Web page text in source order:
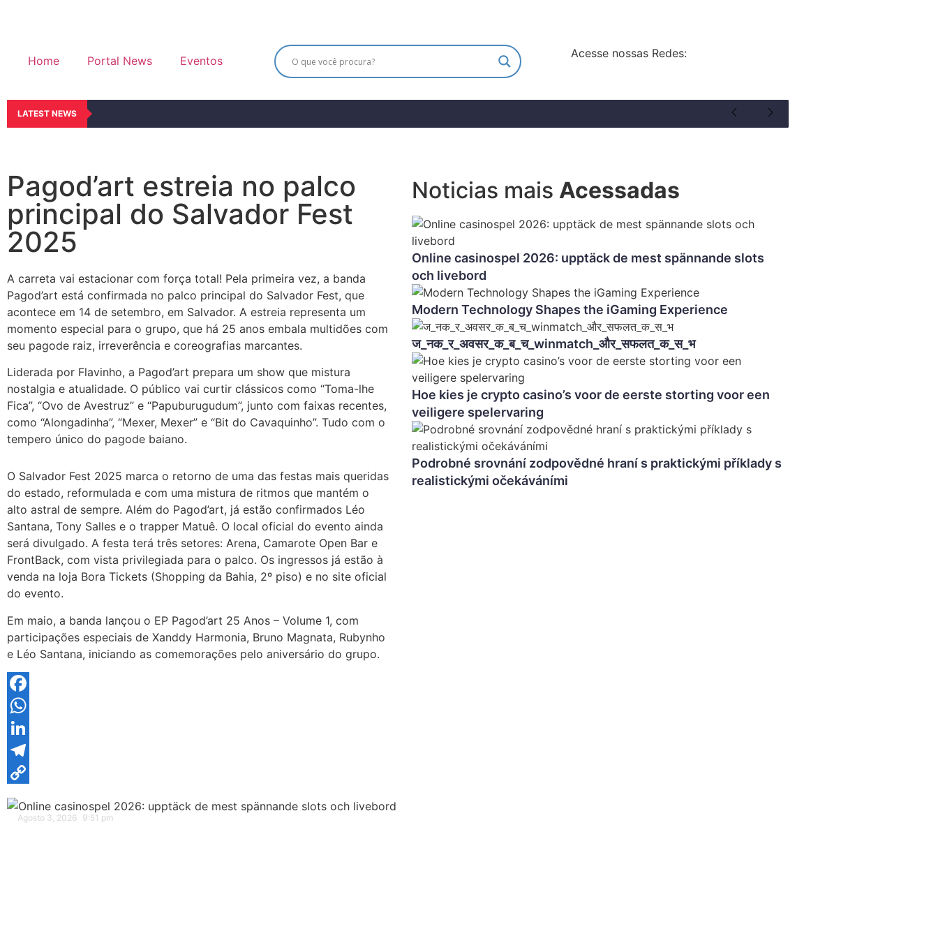
Home Portal News Eventos
Acesse nossas Redes:
LATEST NEWS
Pagod’art estreia no palco
principal do Salvador Fest
2025
A carreta vai estacionar com força total! Pela primeira vez, a banda
Pagod’art está confirmada no palco principal do Salvador Fest, que
acontece em 14 de setembro, em Salvador. A estreia representa um
momento especial para o grupo, que há 25 anos embala multidões com
seu pagode raiz, irreverência e coreografias marcantes.
Liderada por Flavinho, a Pagod’art prepara um show que mistura
nostalgia e atualidade. O público vai curtir clássicos como “Toma-lhe
Fica”, “Ovo de Avestruz” e “Papuburugudum”, junto com faixas recentes,
como “Alongadinha”, “Mexer, Mexer” e “Bit do Cavaquinho”. Tudo com o
tempero único do pagode baiano.
O Salvador Fest 2025 marca o retorno de uma das festas mais queridas
do estado, reformulada e com uma mistura de ritmos que mantém o
alto astral de sempre. Além do Pagod’art, já estão confirmados Léo
Santana, Tony Salles e o trapper Matuê. O local oficial do evento ainda
será divulgado. A festa terá três setores: Arena, Camarote Open Bar e
FrontBack, com vista privilegiada para o palco. Os ingressos já estão à
venda na loja Bora Tickets (Shopping da Bahia, 2º piso) e no site oficial
do evento.
Em maio, a banda lançou o EP Pagod’art 25 Anos – Volume 1, com
participações especiais de Xanddy Harmonia, Bruno Magnata, Rubynho
e Léo Santana, iniciando as comemorações pelo aniversário do grupo.
Facebook
WhatsApp
LinkedIn
Telegram
Copy
Link
Noticias mais Acessadas
Online casinospel 2026: upptäck de mest spännande slots
och livebord
Modern Technology Shapes the iGaming Experience
ज_नक_र_अवसर_क_ब_च_winmatch_और_सफलत_क_स_भ
Hoe kies je crypto casino’s voor de eerste storting voor een
veiligere spelervaring
Podrobné srovnání zodpovědné hraní s praktickými příklady s
realistickými očekáváními
Agosto 3, 2026 9:51 pm